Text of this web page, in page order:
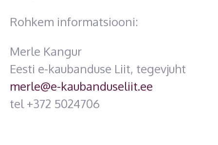
Rohkem informatsiooni:
Merle Kangur
Eesti e-kaubanduse Liit, tegevjuht
merle@e-kaubanduseliit.ee
tel +372 5024706